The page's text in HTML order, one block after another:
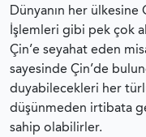
Dünyanın her ülkesine
İşlemleri gibi pek çok
Çin’e seyahat eden
sayesinde Çin’de
duyabilecekleri her
düşünmeden irtibata
sahip olabilirler.